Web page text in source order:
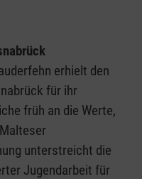
erhielt den
für ihr
früh an die Werte,
unterstreicht die
Jugendarbeit für